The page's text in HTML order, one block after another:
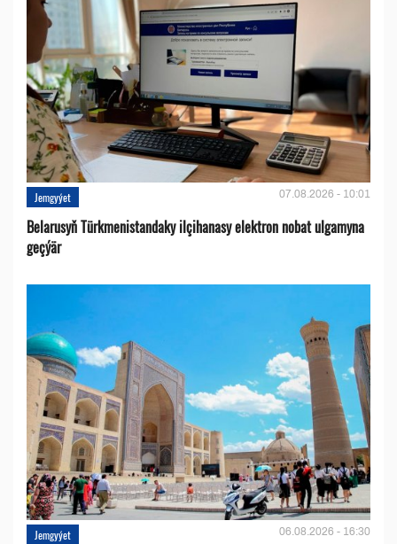
Jemgyýet 07.08.2026 - 10:01
Belarusyň Türkmenistandaky ilçihanasy elektron nobat ulgamyna
geçýär
Jemgyýet 06.08.2026 - 16:30